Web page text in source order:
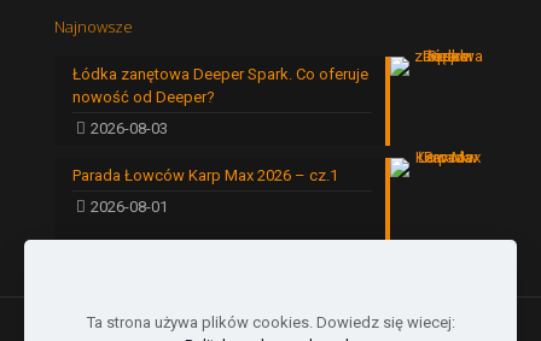
Najnowsze
Łódka zanętowa Deeper Spark. Co oferuje
nowość od Deeper?
2026-08-03
Parada Łowców Karp Max 2026 – cz.1
2026-08-01
Ta strona używa plików cookies. Dowiedz się wiecej: